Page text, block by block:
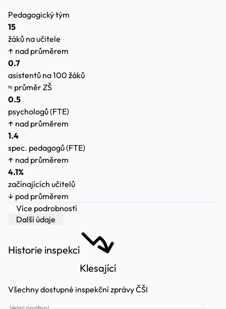
Pedagogický tým
15
žáků na učitele
↑ nad průměrem
0.7
asistentů na 100 žáků
≈ průměr ZŠ
0.5
psychologů (FTE)
↑ nad průměrem
1.4
spec. pedagogů (FTE)
↑ nad průměrem
4.1%
začínajících učitelů
↓ pod průměrem
Více podrobností
Další údaje
Historie inspekcí
Klesající
Všechny dostupné inspekční zprávy ČŠI